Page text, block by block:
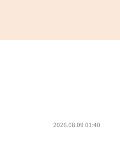
2026.08.09 01:40